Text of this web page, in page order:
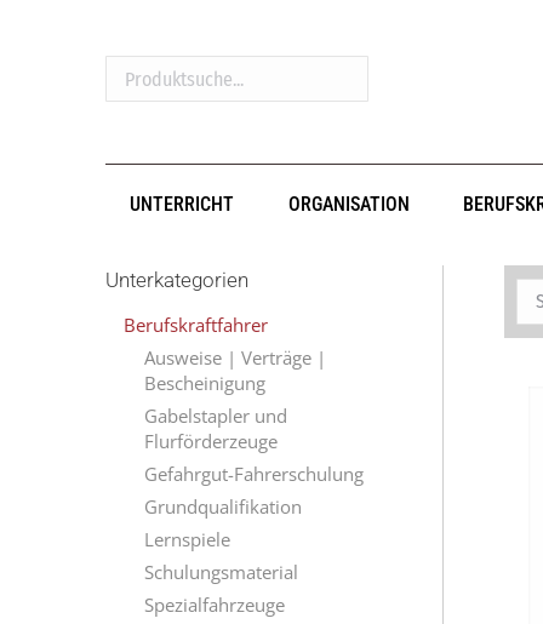
Produktsuche...
UNTERRICHT ORGANISATION
Unterkategorien
Berufskraftfahrer
Ausweise | Verträge |
Bescheinigung
Gabelstapler und
Flurförderzeuge
Gefahrgut-Fahrerschulung
Grundqualifikation
Lernspiele
Schulungsmaterial
Spezialfahrzeuge